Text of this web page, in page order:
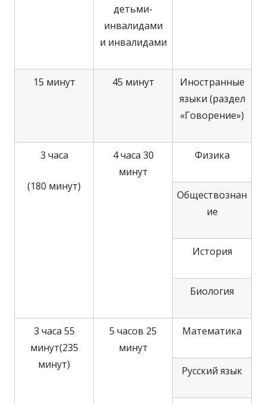
детьми-
инвалидами
и инвалидами
15 минут 45 минут
Иностранные
языки (раздел
«Говорение»)
3 часа
(180 минут)
4 часа 30
минут
Физика
Обществознан
ие
История
Биология
3 часа 55
минут(235
минут)
5 часов 25
минут
Математика
Русский язык